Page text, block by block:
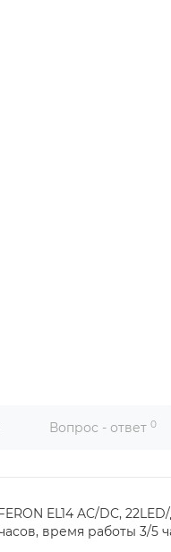
Вопрос - ответ 0
EL14 AC/DC,
время работы 3/5